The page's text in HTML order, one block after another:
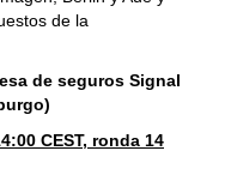
de la
de seguros Signal
CEST, ronda 14